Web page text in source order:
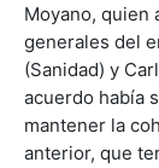
Moyano, quien
generales del
(Sanidad) y
acuerdo había
mantener la
anterior, que